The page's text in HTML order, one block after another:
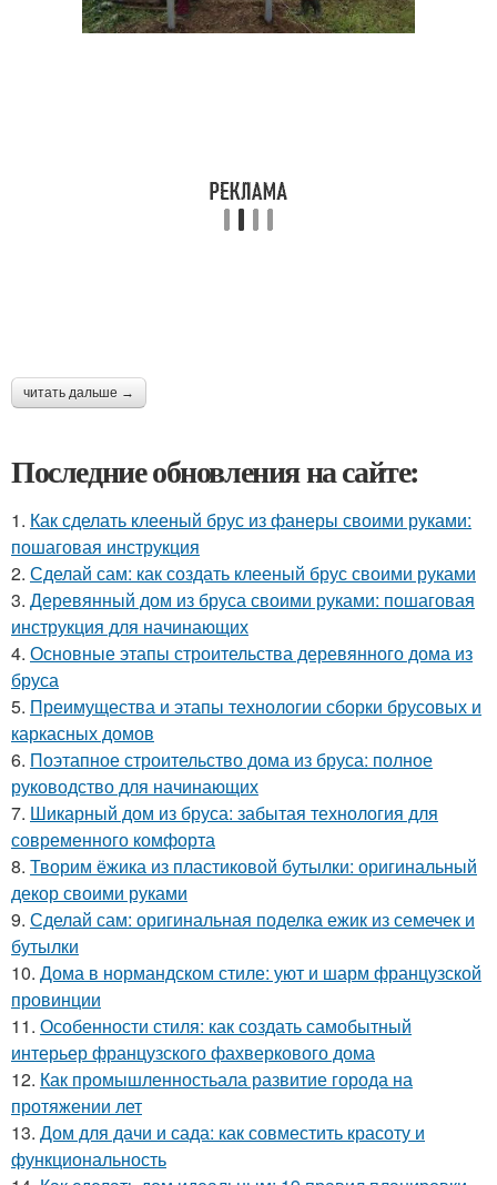
читать дальше →
Последние обновления на сайте:
1. Как сделать клееный брус из фанеры своими руками:
пошаговая инструкция
2. Сделай сам: как создать клееный брус своими руками
3. Деревянный дом из бруса своими руками: пошаговая
инструкция для начинающих
4. Основные этапы строительства деревянного дома из
бруса
5. Преимущества и этапы технологии сборки брусовых и
каркасных домов
6. Поэтапное строительство дома из бруса: полное
руководство для начинающих
7. Шикарный дом из бруса: забытая технология для
современного комфорта
8. Творим ёжика из пластиковой бутылки: оригинальный
декор своими руками
9. Сделай сам: оригинальная поделка ежик из семечек и
бутылки
10. Дома в нормандском стиле: уют и шарм французской
провинции
11. Особенности стиля: как создать самобытный
интерьер французского фахверкового дома
12. Как промышленностьала развитие города на
протяжении лет
13. Дом для дачи и сада: как совместить красоту и
функциональность